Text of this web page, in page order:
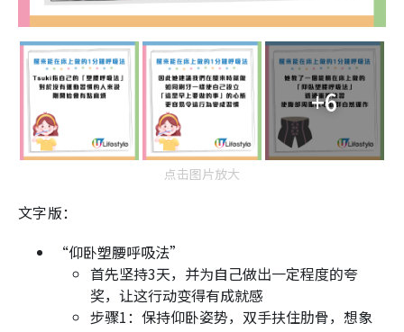
+6
点击图片放大
文字版：
“仰卧塑腰呼吸法”
首先坚持3天，并为自己做出一定程度的夸
奖，让这行动变得有成就感
步骤1：保持仰卧姿势，双手扶住肋骨，想象